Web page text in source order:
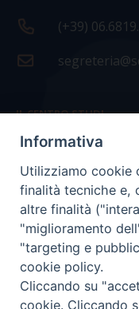
(+39)
IL CENTRO STUDI
La nostra storia
Statuto
Presidenza e ufficio
Consiglio scientifico
Coordinamento
Informativa
Utilizziamo cookie
finalità tecniche e,
altre finalità
"miglioramento
"targeting e
cookie policy.
Cliccando su
cookie. Cliccando